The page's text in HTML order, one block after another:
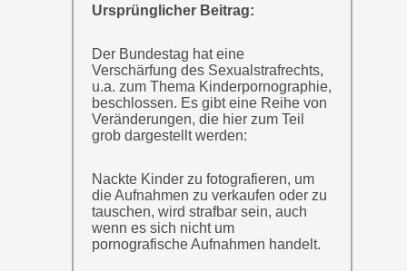
Ursprünglicher Beitrag:
Der Bundestag hat eine
Verschärfung des Sexualstrafrechts,
u.a. zum Thema Kinderpornographie,
beschlossen. Es gibt eine Reihe von
Veränderungen, die hier zum Teil
grob dargestellt werden:
Nackte Kinder zu fotografieren, um
die Aufnahmen zu verkaufen oder zu
tauschen, wird strafbar sein, auch
wenn es sich nicht um
pornografische Aufnahmen handelt.